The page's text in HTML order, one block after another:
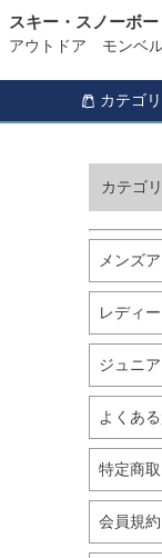
スキー・スノーボ
アウトドア モンベ
カテゴ
カテゴ
バスケッ
シューズ
ランニン
スポーツ
テニス
バレーボ
フィット
スイミン
マリン
スケート
メンズ
レディ
ジュニ
よくあ
特定商
会員規